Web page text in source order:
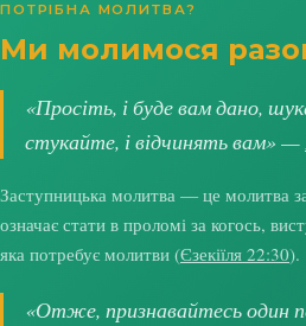
ПОТРІБНА МОЛИТВА?
Ми молимося
«Просіть, і буде вам дано,
стукайте, і відчинять вам» —
Заступницька молитва — це молитва
означає стати в проломі за когось,
яка потребує молитви (Єзекіїля 22:30).
«Отже, признавайтесь один